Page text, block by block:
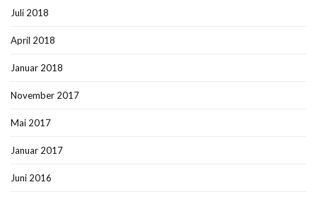
Juli 2018
April 2018
Januar 2018
November 2017
Mai 2017
Januar 2017
Juni 2016